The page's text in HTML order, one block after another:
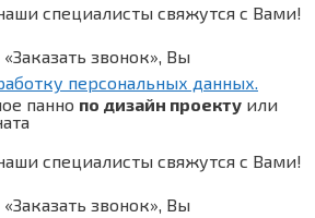
специалисты свяжутся с Вами!
звонок», Вы
персональных данных.
панно по дизайн проекту или
специалисты свяжутся с Вами!
звонок», Вы